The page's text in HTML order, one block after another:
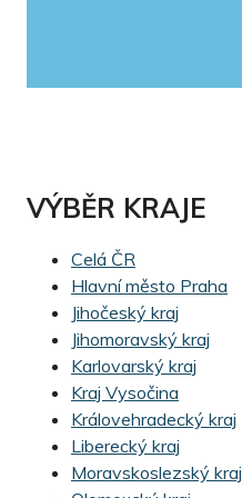
VÝBĚR KRAJE
Celá ČR
Hlavní město Praha
Jihočeský kraj
Jihomoravský kraj
Karlovarský kraj
Kraj Vysočina
Královehradecký kraj
Liberecký kraj
Moravskoslezský kraj